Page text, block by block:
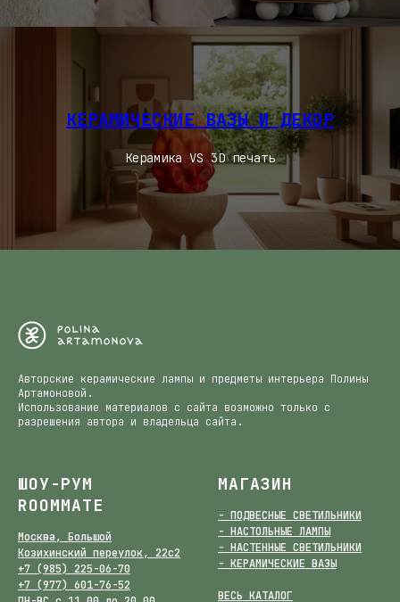
КЕРАМИЧЕСКИЕ ВАЗЫ И ДЕКОР
Керамика VS 3D печать
Авторские керамические лампы и предметы интерьера Полины
Артамоновой.
Использование материалов с сайта возможно только с
разрешения автора и владельца сайта.
ШОУ-РУМ
ROOMMATE
Москва, Большой
Козихинский переулок, 22с2
+7 (985) 225-06-70
+7 (977) 601-76-52
МАГАЗИН
- ПОДВЕСНЫЕ СВЕТИЛЬНИКИ
- НАСТОЛЬНЫЕ ЛАМПЫ
- НАСТЕННЫЕ СВЕТИЛЬНИКИ
- КЕРАМИЧЕСКИЕ ВАЗЫ
ВЕСЬ КАТАЛОГ